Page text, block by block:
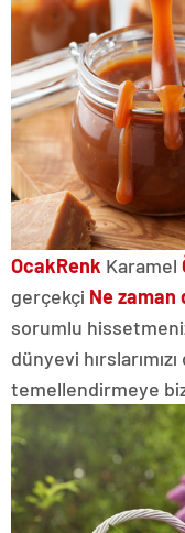
OcakRenk Karamel
gerçekçi Ne zaman
sorumlu
dünyevi
temellendirmeye